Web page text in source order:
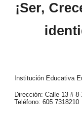
¡Ser,
Institución Educativa
Dirección: Calle 13 #
Teléfono: 605 7318210